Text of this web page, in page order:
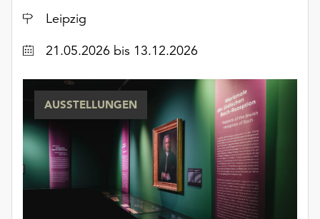
Sie
Einstellungen
Schaltfläche
„Auswählen“.
Weitere
Informationen
finden
Ort
Leipzig
Datum21.05.2026 bis 13.12.2026
AUSSTELLUNGEN